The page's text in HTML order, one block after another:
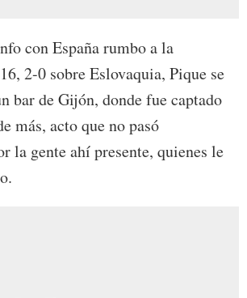
con España rumbo a la
2-0 sobre Eslovaquia, Pique se
bar de Gijón, donde fue captado
más, acto que no pasó
la gente ahí presente, quienes le